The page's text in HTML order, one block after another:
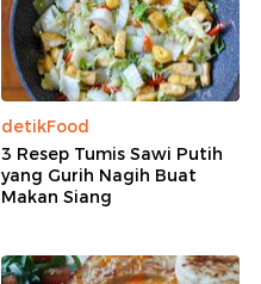
detikFood
3 Resep Tumis Sawi Putih
yang Gurih Nagih Buat
Makan Siang